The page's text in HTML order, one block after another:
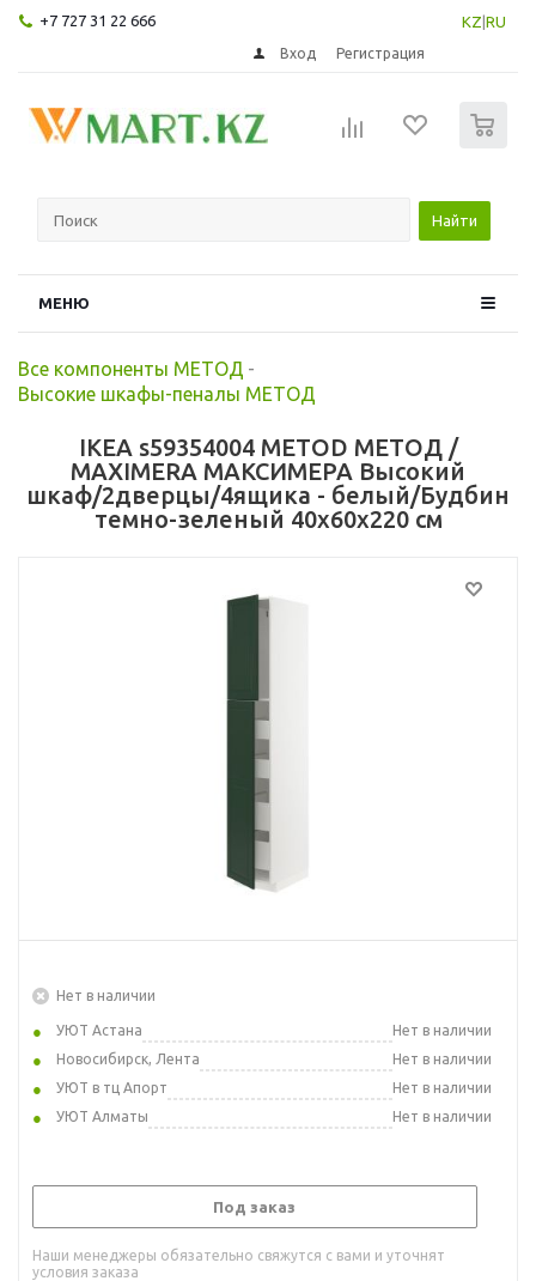
+7 727 31 22 666 KZ RU
Вход Регистрация
Найти
МЕНЮ
Все компоненты МЕТОД -
Высокие шкафы-пеналы МЕТОД
IKEA s59354004 METOD МЕТОД /
MAXIMERA МАКСИМЕРА Высокий
шкаф/2дверцы/4ящика - белый/Будбин
темно-зеленый 40x60x220 см
Нет в наличии
УЮТ Астана
Нет в наличии
Новосибирск, Лента
Нет в наличии
УЮТ в тц Апорт
Нет в наличии
УЮТ Алматы
Нет в наличии
Под заказ
Наши менеджеры обязательно свяжутся с вами и уточнят
условия заказа